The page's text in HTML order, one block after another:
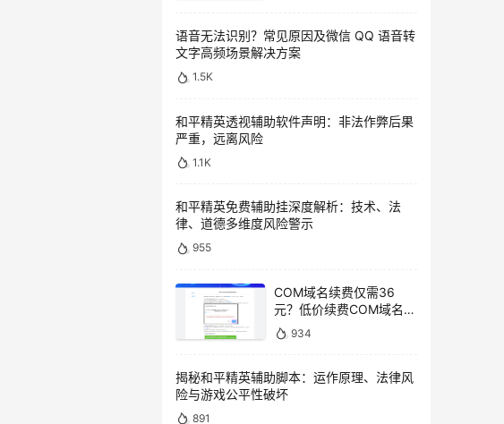
语音无法识别？常见原因及微信 QQ 语音转
文字高频场景解决方案
1.5K
和平精英透视辅助软件声明：非法作弊后果
严重，远离风险
1.1K
和平精英免费辅助挂深度解析：技术、法
律、道德多维度风险警示
955
COM域名续费仅需36
元？低价续费COM域名教
程 934
揭秘和平精英辅助脚本：运作原理、法律风
险与游戏公平性破坏
891